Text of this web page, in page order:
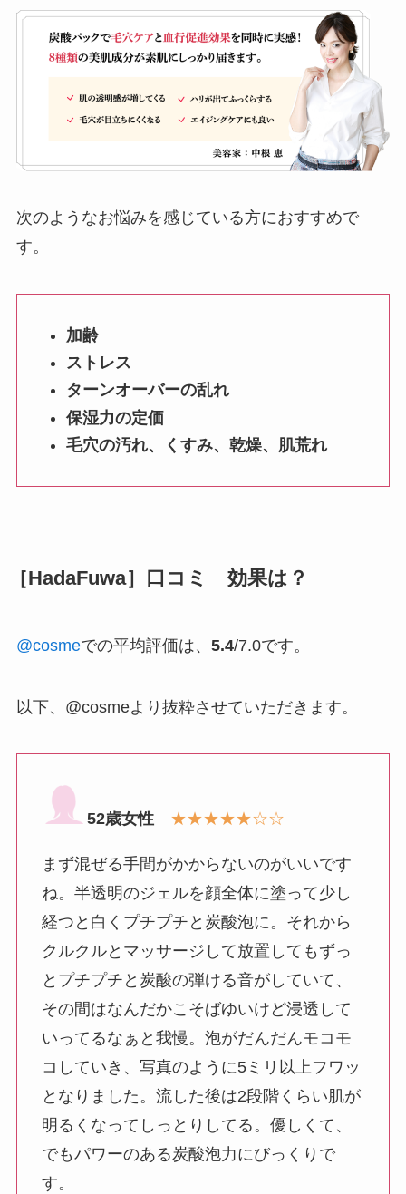
次のようなお悩みを感じている方におすすめで
す。
加齢
ストレス
ターンオーバーの乱れ
保湿力の定価
毛穴の汚れ、くすみ、乾燥、肌荒れ
［HadaFuwa］口コミ 効果は？
@cosmeでの平均評価は、 5.4/7.0です。
以下、@cosmeより抜粋させていただきます。
52歳女性 ★★★★★☆☆
まず混ぜる手間がかからないのがいいです
ね。半透明のジェルを顔全体に塗って少し
経つと白くプチプチと炭酸泡に。それから
クルクルとマッサージして放置してもずっ
とプチプチと炭酸の弾ける音がしていて、
その間はなんだかこそばゆいけど浸透して
いってるなぁと我慢。泡がだんだんモコモ
コしていき、写真のように5ミリ以上フワッ
となりました。流した後は2段階くらい肌が
明るくなってしっとりしてる。優しくて、
でもパワーのある炭酸泡力にびっくりで
す。